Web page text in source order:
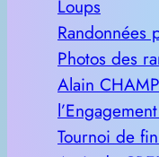
Loups
Randonnées
Photos des
Alain
Tournoi de